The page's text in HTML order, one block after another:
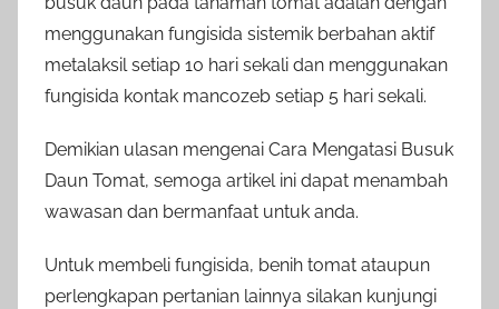
menggunakan fungisida sistemik berbahan aktif
metalaksil setiap 10 hari sekali dan menggunakan
fungisida kontak mancozeb setiap 5 hari sekali.
Demikian ulasan mengenai Cara Mengatasi Busuk
Daun Tomat, semoga artikel ini dapat menambah
wawasan dan bermanfaat untuk anda.
Untuk membeli fungisida, benih tomat ataupun
perlengkapan pertanian lainnya silakan kunjungi